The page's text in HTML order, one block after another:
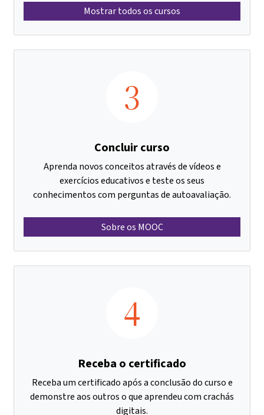
Mostrar todos os cursos
3
Concluir curso
Aprenda novos conceitos através de vídeos e
exercícios educativos e teste os seus
conhecimentos com perguntas de autoavaliação.
Sobre os MOOC
4
Receba o certificado
Receba um certificado após a conclusão do curso e
demonstre aos outros o que aprendeu com crachás
digitais.